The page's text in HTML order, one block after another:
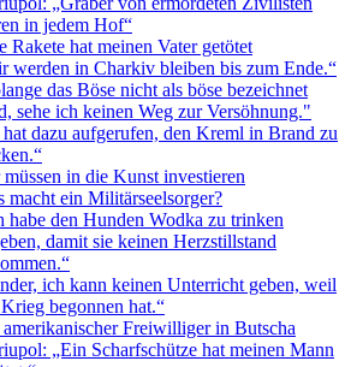
in jedem Hof“
Rakete hat meinen Vater getötet
werden in Charkiv bleiben bis zum Ende.“
das Böse nicht als böse bezeichnet
sehe ich keinen Weg zur Versöhnung."
hat dazu aufgerufen, den Kreml in Brand zu
in die Kunst investieren
macht ein Militärseelsorger?
habe den Hunden Wodka zu trinken
damit sie keinen Herzstillstand
ich kann keinen Unterricht geben, weil
begonnen hat.“
Freiwilliger in Butscha
„Ein Scharfschütze hat meinen Mann